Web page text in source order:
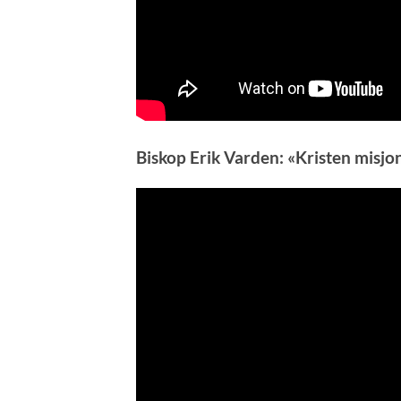
Biskop Erik Varden: «Kristen